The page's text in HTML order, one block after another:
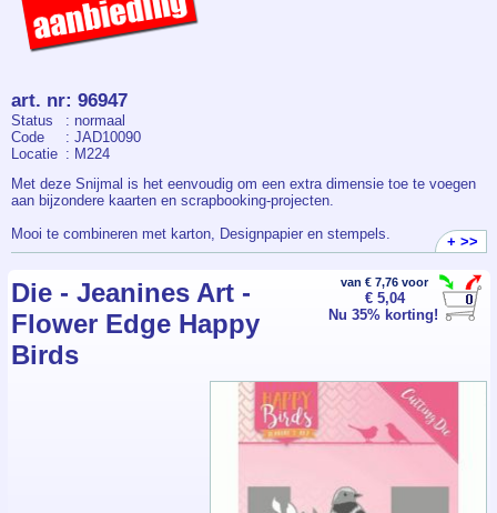
art. nr: 96947
Status
: normaal
Code
: JAD10090
Locatie : M224
Met deze Snijmal is het eenvoudig om een extra dimensie toe te voegen
aan bijzondere kaarten en scrapbooking-projecten.
Mooi te combineren met karton, Designpapier en stempels.
Verpakt per stuk.
+ >>
van € 7,76 voor
€ 5,04
Nu 35% korting!
Die - Jeanines Art -
Flower Edge Happy
Birds